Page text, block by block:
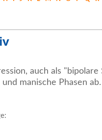
auch als
manische Phasen ab.